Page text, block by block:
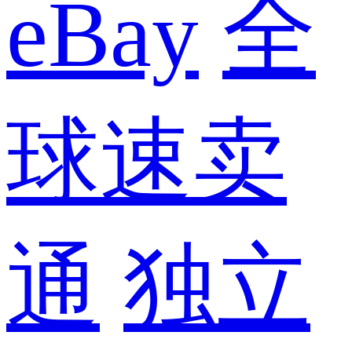
eBay 全
球速卖
通 独立